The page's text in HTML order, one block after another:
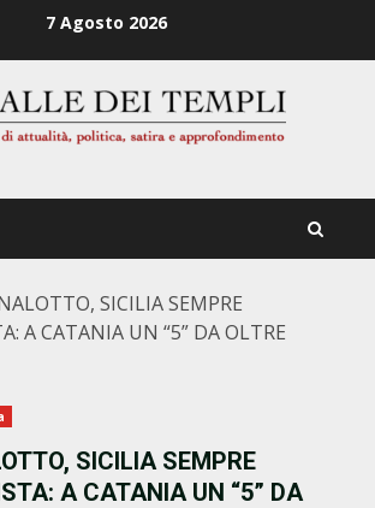
7 Agosto 2026
SICILIA SEMPRE
A CATANIA UN “5” DA OLTRE
SICILIA SEMPRE
A CATANIA UN “5” DA